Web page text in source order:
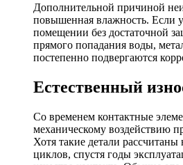
Дополнительной причиной
повышенная влажность. Если
помещении без достаточной
прямого попадания воды,
постепенно подвергаются
Естественный
Со временем контактные
механическому воздействию
Хотя такие детали
циклов, спустя годы